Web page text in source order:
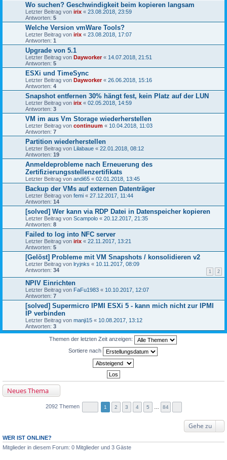
Wo suchen? Geschwindigkeit beim kopieren langsam
Letzter Beitrag von irix « 23.08.2018, 23:59
Antworten: 5
Welche Version vmWare Tools?
Letzter Beitrag von irix « 23.08.2018, 17:07
Antworten: 1
Upgrade von 5.1
Letzter Beitrag von Dayworker« 14.07.2018, 21:51
Antworten: 5
ESXi und TimeSync
Letzter Beitrag von Dayworker« 26.06.2018, 15:16
Antworten: 4
Snapshot entfernen 30% hängt fest, kein Platz auf der LUN
Letzter Beitrag von irix « 02.05.2018, 14:59
Antworten: 3
VM im aus Vm Storage wiederherstellen
Letzter Beitrag von continuum « 10.04.2018, 11:03
Antworten: 7
Partition wiederherstellen
Letzter Beitrag von Lilabaue « 22.01.2018, 08:12
Antworten: 19
Anmeldeprobleme nach Erneuerung des
Zertifizierungsstellenzertifikats
Letzter Beitrag von andi65 « 02.01.2018, 13:45
Backup der VMs auf externen Datenträger
Letzter Beitrag von femi « 27.12.2017, 11:44
Antworten: 14
[solved] Wer kann via RDP Datei in Datenspeicher kopieren
Letzter Beitrag von Scampolo « 20.12.2017, 21:35
Antworten: 8
Failed to log into NFC server
Letzter Beitrag von irix « 22.11.2017, 13:21
Antworten: 5
[Gelöst] Probleme mit VM Snapshots / konsolidieren v2
Letzter Beitrag von lryjnks « 10.11.2017, 08:09
Antworten: 34 1 2
NPIV Einrichten
Letzter Beitrag von FaFu1983 « 10.10.2017, 12:07
Antworten: 7
[solved] Supermicro IPMI ESXi 5 - kann mich nicht zur IPMI
IP verbinden
Letzter Beitrag von manji15 « 10.08.2017, 13:12
Antworten: 3
Themen der letzten Zeit anzeigen:
Sortiere nach
Neues Thema
2092 Themen 1 2 3 4 5 84
Gehe zu
WER IST ONLINE?
Mitglieder in diesem Forum: 0 Mitglieder und 3 Gäste